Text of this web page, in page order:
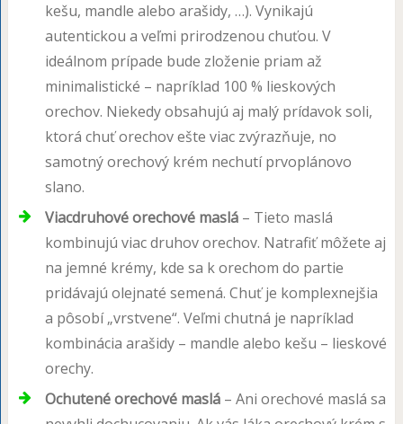
kešu, mandle alebo arašidy, …). Vynikajú
autentickou a veľmi prirodzenou chuťou. V
ideálnom prípade bude zloženie priam až
minimalistické – napríklad 100 % lieskových
orechov. Niekedy obsahujú aj malý prídavok soli,
ktorá chuť orechov ešte viac zvýrazňuje, no
samotný orechový krém nechutí prvoplánovo
slano.
Viacdruhové orechové maslá– Tieto maslá
kombinujú viac druhov orechov. Natrafiť môžete aj
na jemné krémy, kde sa k orechom do partie
pridávajú olejnaté semená. Chuť je komplexnejšia
a pôsobí „vrstvene“. Veľmi chutná je napríklad
kombinácia arašidy – mandle alebo kešu – lieskové
orechy.
Ochutené orechové maslá– Ani orechové maslá sa